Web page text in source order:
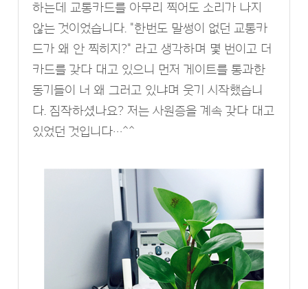
하는데 교통카드를 아무리 찍어도 소리가 나지
않는 것이었습니다. "한번도 말썽이 없던 교통카
드가 왜 안 찍히지?" 라고 생각하며 몇 번이고 더
카드를 갖다 대고 있으니 먼저 게이트를 통과한
동기들이 너 왜 그러고 있냐며 웃기 시작했습니
다. 짐작하셨나요? 저는 사원증을 계속 갖다 대고
있었던 것입니다…^^